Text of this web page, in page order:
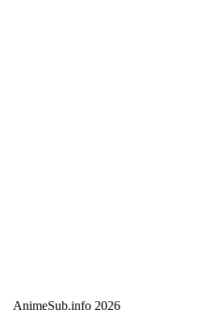
AnimeSub.info 2026